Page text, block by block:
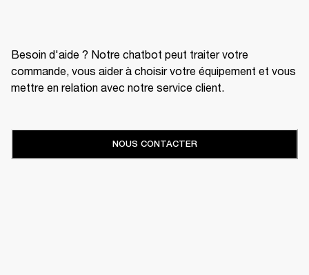
Besoin d'aide ? Notre chatbot peut traiter votre
commande, vous aider à choisir votre équipement et vous
mettre en relation avec notre service client.
NOUS CONTACTER